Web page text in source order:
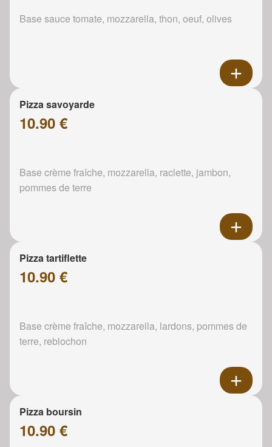
Base sauce tomate, mozzarella, thon, oeuf, olives
Pizza savoyarde
10.90 €
Base crème fraîche, mozzarella, raclette, jambon,
pommes de terre
Pizza tartiflette
10.90 €
Base crème fraîche, mozzarella, lardons, pommes de
terre, reblochon
Pizza boursin
10.90 €